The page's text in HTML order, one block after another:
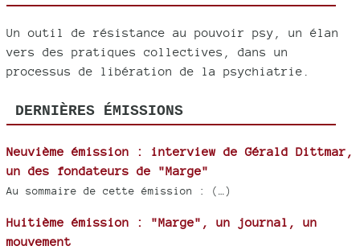
Un outil de résistance au pouvoir psy, un élan
vers des pratiques collectives, dans un
processus de libération de la psychiatrie.
DERNIÈRES ÉMISSIONS
Neuvième émission : interview de Gérald Dittmar,
un des fondateurs de "Marge"
Au sommaire de cette émission : (…)
Huitième émission : "Marge", un journal, un
mouvement